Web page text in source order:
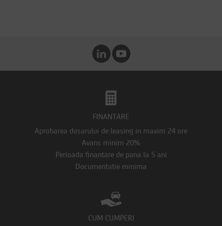
FINANTARE
Aprobarea dosarului de leasing in maxim 24 ore
Avans minim 20%
Perioada finantare de pana la 5 ani
Documentatie minima
CUM CUMPERI